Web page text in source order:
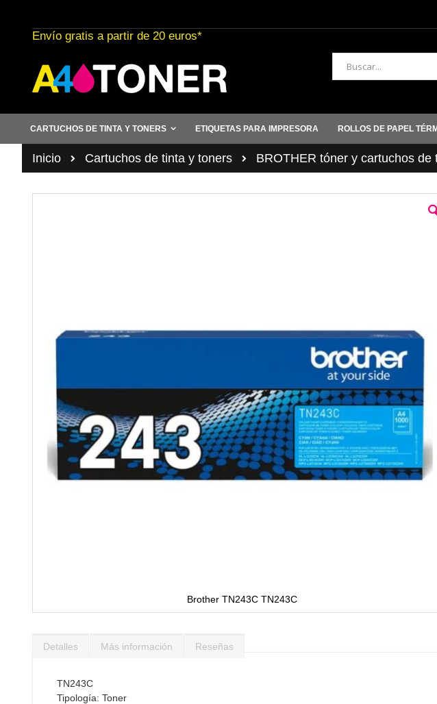
al
contenido
Envío gratis a partir de 20 euros*
Buscar
CARTUCHOS DE TINTA Y TONERS ETIQUETAS PARA IMPRESORA ROLLOS DE PAPEL
Inicio Cartuchos de tinta y toners BROTHER tóner y cartuchos de
Brother TN243C TN243C
comienzo
galería
Detalles
TN243C
Tipología: Toner
Más información Reseñas